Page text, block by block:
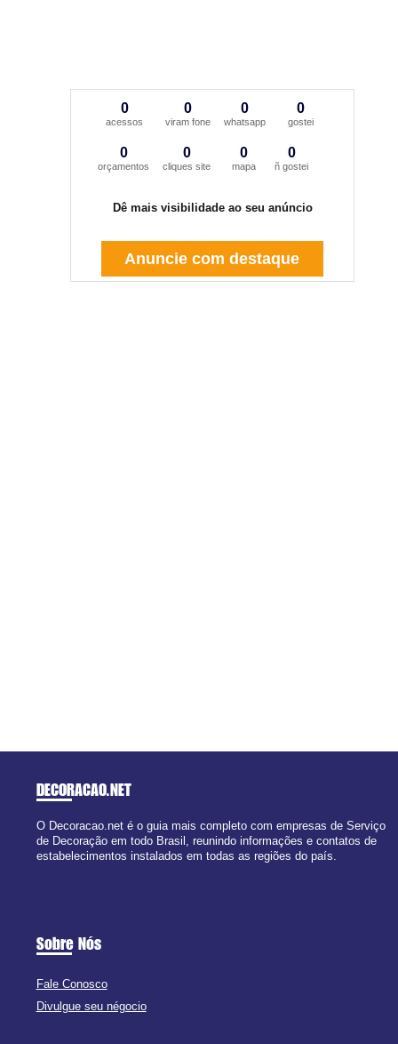
0
acessos
0
viram fone
0
whatsapp
0
gostei
0
orçamentos
0
cliques site
0
mapa
0
ñ gostei
Dê mais visibilidade ao seu anúncio
Anuncie com destaque
DECORACAO.NET
O Decoracao.net é o guia mais completo com empresas de Serviço
de Decoração em todo Brasil, reunindo informações e contatos de
estabelecimentos instalados em todas as regiões do país.
Sobre Nós
Fale Conosco
Divulgue seu négocio